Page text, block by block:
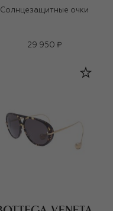
Солнцезащитные очки
29 950 ₽